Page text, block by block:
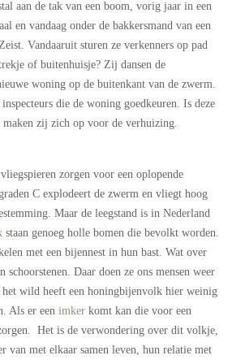
aan de tak van een boom, vorig jaar in een
en vandaag onder de bakkersmand van een
Vandaaruit sturen ze verkenners op pad
of buitenhuisje? Zij dansen de
woning op de buitenkant van de zwerm.
die de woning goedkeuren. Is deze
maken zij zich op voor de verhuizing.
zorgen voor een oplopende
C explodeert de zwerm en vliegt hoog
Maar de leegstand is in Nederland
staan genoeg holle bomen die bevolkt worden.
met een bijennest in hun bast. Wat over
Daar doen ze ons mensen weer
het wild heeft een honingbijenvolk hier weinig
Als er een imker komt kan die voor een
Het is de verwondering over dit volkje,
van met elkaar samen leven, hun relatie met